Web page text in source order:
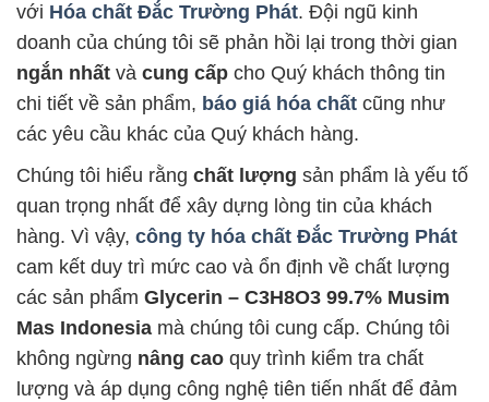
với Hóa chất Đắc Trường Phát. Đội ngũ kinh
doanh của chúng tôi sẽ phản hồi lại trong thời gian
ngắn nhất và cung cấp cho Quý khách thông tin
chi tiết về sản phẩm, báo giá hóa chất cũng như
các yêu cầu khác của Quý khách hàng.
Chúng tôi hiểu rằng chất lượng sản phẩm là yếu tố
quan trọng nhất để xây dựng lòng tin của khách
hàng. Vì vậy, công ty hóa chất Đắc Trường Phát
cam kết duy trì mức cao và ổn định về chất lượng
các sản phẩm Glycerin – C3H8O3 99.7% Musim
Mas Indonesia mà chúng tôi cung cấp. Chúng tôi
không ngừng nâng cao quy trình kiểm tra chất
lượng và áp dụng công nghệ tiên tiến nhất để đảm